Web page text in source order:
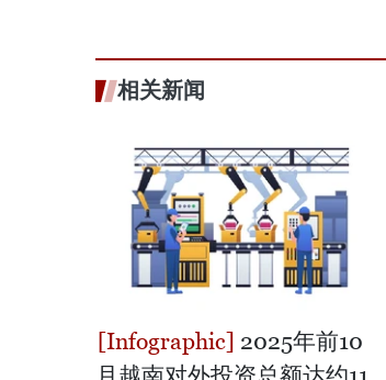
相关新闻
2025年前10